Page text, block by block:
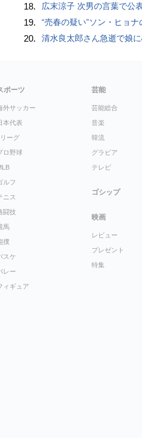
18. 広末涼子 次男の言葉で公
19. “売春の疑い”ソン・ヒョナの近況が話題に…夫と破産寸前で別
20. 清水良太郎さん急逝で娘
ポーツ
外サッカー
本代表
ーグ
ロ野球
ルフ
ニス
闘技
馬
撲
スケ
レー
ィギュア
芸能
芸能総合
音楽
韓流
グラビア
テレビ
ゴシップ
映画
レビュー
プレゼント
特集